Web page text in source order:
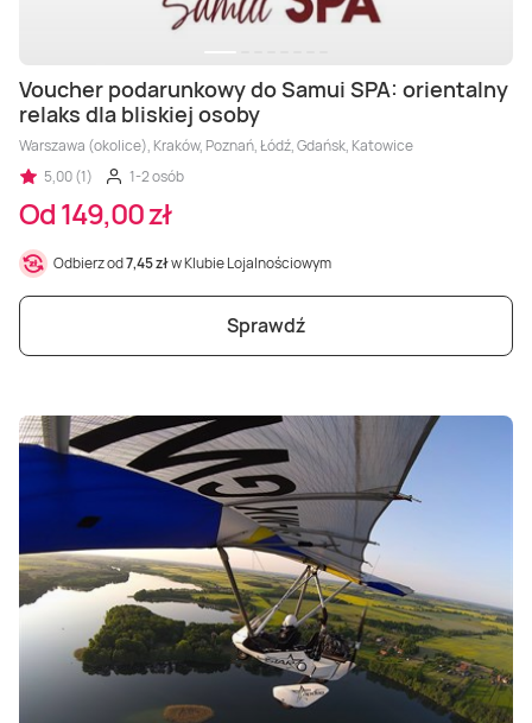
Voucher podarunkowy do Samui SPA: orientalny
relaks dla bliskiej osoby
Warszawa (okolice), Kraków, Poznań, Łódź, Gdańsk, Katowice
5,00 (1)
1-2 osób
Od 149,00 zł
Odbierz od7,45 złw Klubie Lojalnościowym
Sprawdź